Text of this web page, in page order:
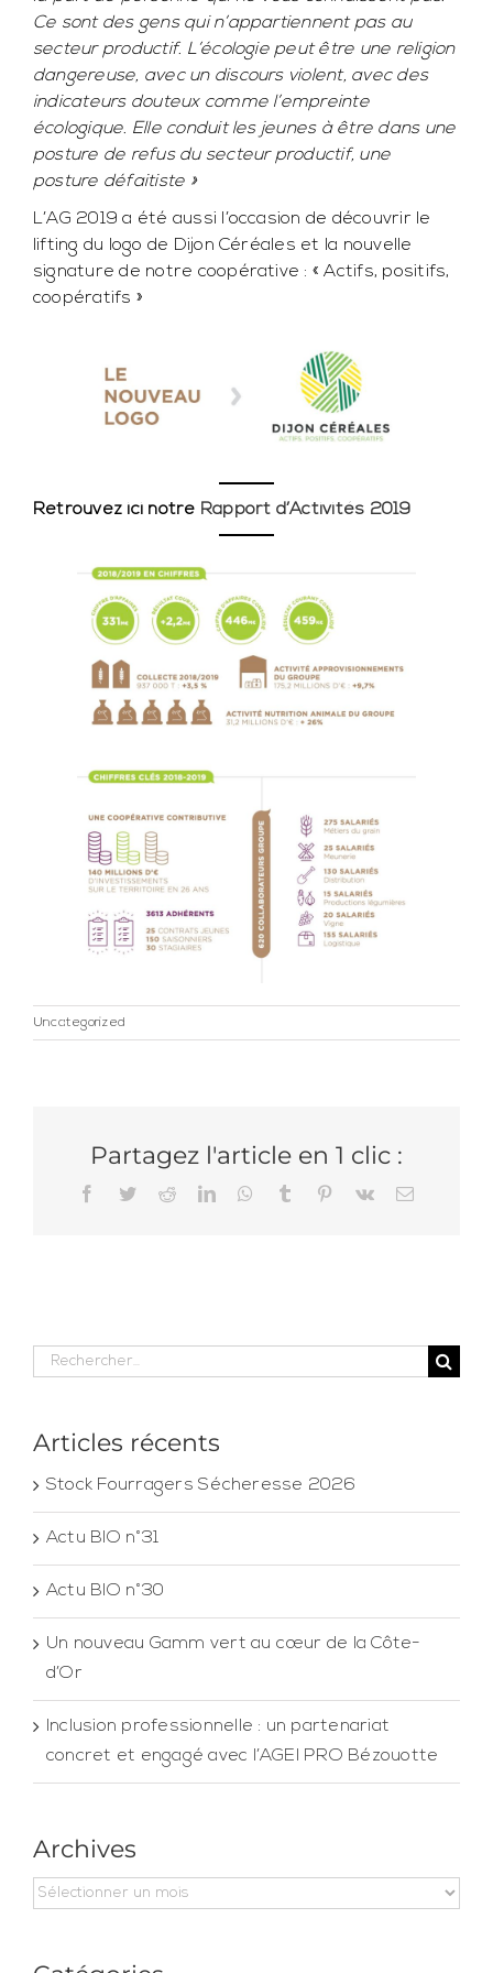
Ce sont des gens qui n’appartiennent pas au
secteur productif. L’écologie peut être une religion
dangereuse, avec un discours violent, avec des
indicateurs douteux comme l’empreinte
écologique. Elle conduit les jeunes à être dans une
posture de refus du secteur productif, une
posture défaitiste »
L’AG 2019 a été aussi l’occasion de découvrir le
lifting du logo de Dijon Céréales et la nouvelle
signature de notre coopérative : « Actifs, positifs,
coopératifs »
Retrouvez ici notre Rapport d’Activités 2019
Uncategorized
Partagez l'article en 1 clic :
Facebook
TwitterRedditLinkedInWhatsApp
Tumblr Pinterest
Vk Email
Rechercher:
Articles récents
Stock Fourragers Sécheresse 2026
Actu BIO n°31
Actu BIO n°30
Un nouveau Gamm vert au cœur de la Côte-
d’Or
Inclusion professionnelle : un partenariat
concret et engagé avec l’AGEI PRO Bézouotte
Archives
Archives